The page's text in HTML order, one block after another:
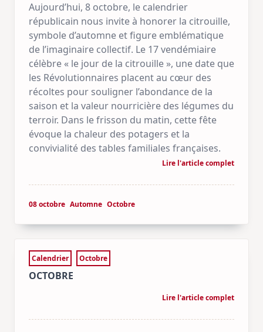
Aujourd’hui, 8 octobre, le calendrier
républicain nous invite à honorer la citrouille,
symbole d’automne et figure emblématique
de l’imaginaire collectif. Le 17 vendémiaire
célèbre « le jour de la citrouille », une date que
les Révolutionnaires placent au cœur des
récoltes pour souligner l’abondance de la
saison et la valeur nourricière des légumes du
terroir. Dans le frisson du matin, cette fête
évoque la chaleur des potagers et la
convivialité des tables familiales françaises.
Lire l'article complet
08 octobre Automne Octobre
Calendrier Octobre
OCTOBRE
Lire l'article complet